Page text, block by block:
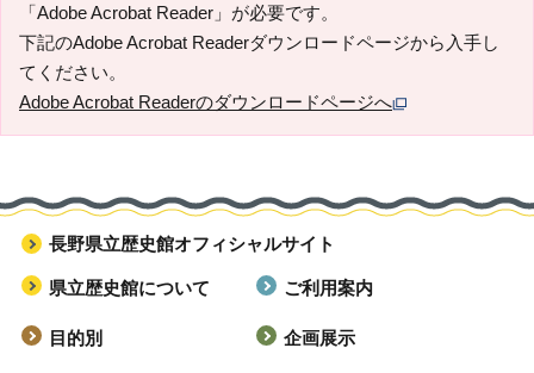
「Adobe Acrobat Reader」が必要です。
下記のAdobe Acrobat Readerダウンロードページから入手し
てください。
Adobe Acrobat Readerのダウンロードページへ
長野県立歴史館オフィシャルサイト
県立歴史館について ご利用案内
目的別 企画展示